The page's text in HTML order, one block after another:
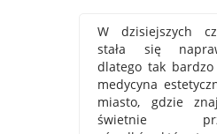
W dzisiejszych
stała się
dlatego tak bardzo
medycyna
miasto, gdzie
świetnie